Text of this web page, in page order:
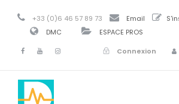
+33 (0)6 46 57 89 73 Email
DMC
ESPACE PROS
Connexion